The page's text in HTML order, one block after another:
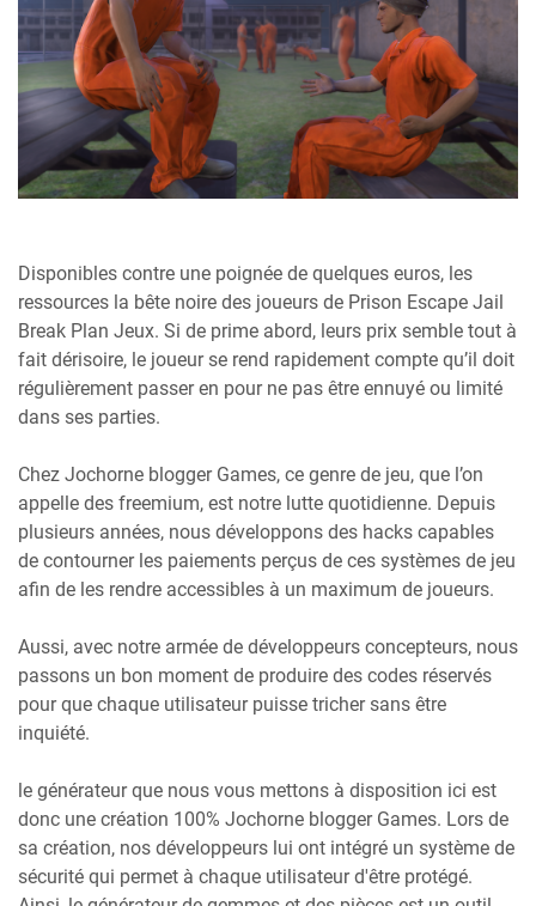
Disponibles contre une poignée de quelques euros, les
ressources la bête noire des joueurs de Prison Escape Jail
Break Plan Jeux. Si de prime abord, leurs prix semble tout à
fait dérisoire, le joueur se rend rapidement compte qu’il doit
régulièrement passer en pour ne pas être ennuyé ou limité
dans ses parties.
Chez Jochorne blogger Games, ce genre de jeu, que l’on
appelle des freemium, est notre lutte quotidienne. Depuis
plusieurs années, nous développons des hacks capables
de contourner les paiements perçus de ces systèmes de jeu
afin de les rendre accessibles à un maximum de joueurs.
Aussi, avec notre armée de développeurs concepteurs, nous
passons un bon moment de produire des codes réservés
pour que chaque utilisateur puisse tricher sans être
inquiété.
le générateur que nous vous mettons à disposition ici est
donc une création 100% Jochorne blogger Games. Lors de
sa création, nos développeurs lui ont intégré un système de
sécurité qui permet à chaque utilisateur d'être protégé.